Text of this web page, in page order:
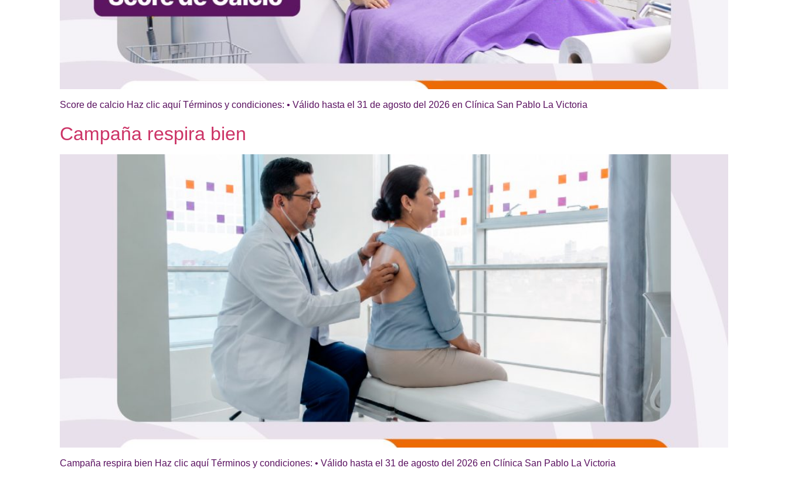
Score de calcio Haz clic aquí Términos y condiciones: • Válido hasta el 31 de agosto del 2026 en Clínica San Pablo La Victoria
Campaña respira bien
Campaña respira bien Haz clic aquí Términos y condiciones: • Válido hasta el 31 de agosto del 2026 en Clínica San Pablo La Victoria